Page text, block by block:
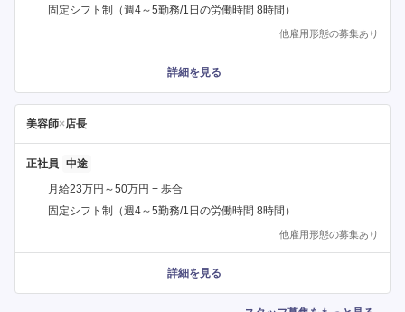
固定シフト制（週4～5勤務/1日の労働時間 8時間）
他雇用形態の募集あり
詳細を見る
美容師×店長
正社員
月給23万円～50万円 + 歩合
固定シフト制（週4～5勤務/1日の労働時間 8時間）
他雇用形態の募集あり
詳細を見る